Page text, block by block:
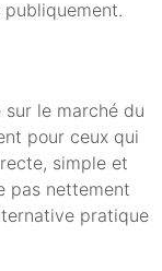
sur le marché du
pour ceux qui
simple et
pas nettement
pratique